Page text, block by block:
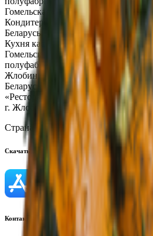
Гомельская обл., г. Жлобин, ул.
Кондитерский цех ТРЦ «3
Беларусь. Гомельская обл., г.
Кухня кафе-бистро «3 минуты»,
Гомельская обл., г. Жлобин, ул.
полуфабрикатов, Республика
Жлобин, ул. Шоссейная, 109; Кухня
Беларусь, Гомельская обл., г.
«Ресторан R&B Crash», Республика
г. Жлобин, ул. Шоссейная, 109А
Страна производства:
Республика
Скачать приложение
Контактный телефон